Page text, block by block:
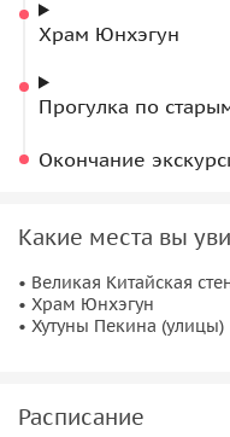
Храм Юнхэгун
Прогулка по
Окончание
Какие места вы
• Великая Китайская
• Храм Юнхэгун
• Хутуны Пекина (улицы)
Расписание